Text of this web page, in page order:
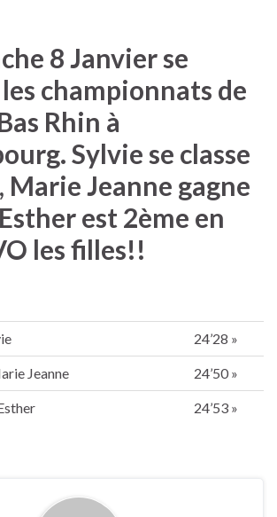
8 Janvier se
championnats de
Rhin à
Sylvie se classe
Marie Jeanne gagne
est 2ème en
les filles!!
24’28 »
Jeanne 24’50 »
24’53 »